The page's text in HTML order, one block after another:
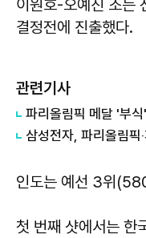
이원호-오예진 조는
결정전에 진출했다.
관련기사
파리올림픽 메달 '부
삼성전자, 파리올림픽
인도는 예선 3위
첫 번째 샷에서는